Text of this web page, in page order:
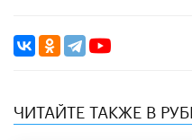
ЧИТАЙТЕ ТАКЖЕ В